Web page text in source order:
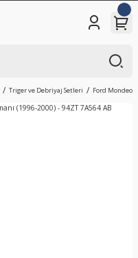
Triger ve Debriyaj Setleri Ford Mondeo